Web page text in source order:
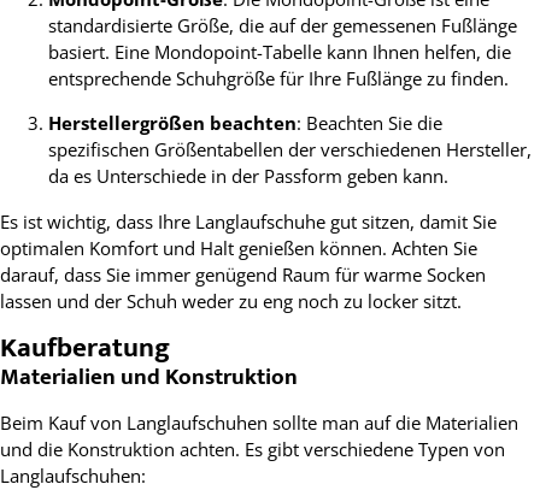
standardisierte Größe, die auf der gemessenen Fußlänge
basiert. Eine Mondopoint-Tabelle kann Ihnen helfen, die
entsprechende Schuhgröße für Ihre Fußlänge zu finden.
Herstellergrößen beachten: Beachten Sie die
spezifischen Größentabellen der verschiedenen Hersteller,
da es Unterschiede in der Passform geben kann.
Es ist wichtig, dass Ihre Langlaufschuhe gut sitzen, damit Sie
optimalen Komfort und Halt genießen können. Achten Sie
darauf, dass Sie immer genügend Raum für warme Socken
lassen und der Schuh weder zu eng noch zu locker sitzt.
Kaufberatung
Materialien und Konstruktion
Beim Kauf von Langlaufschuhen sollte man auf die Materialien
und die Konstruktion achten. Es gibt verschiedene Typen von
Langlaufschuhen: